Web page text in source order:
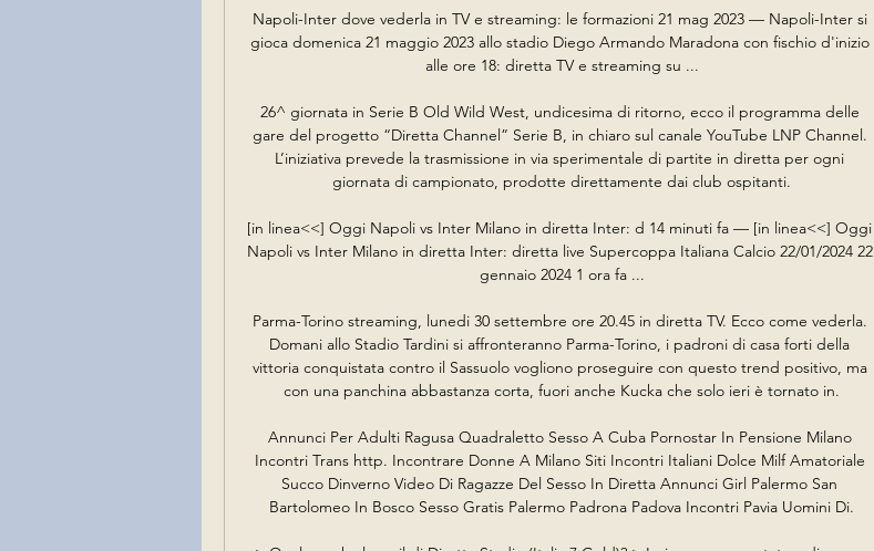
Napoli-Inter dove vederla in TV e streaming: le formazioni 21 mag 2023 — Napoli-Inter si
gioca domenica 21 maggio 2023 allo stadio Diego Armando Maradona con fischio d'inizio
alle ore 18: diretta TV e streaming su ...
26^ giornata in Serie B Old Wild West, undicesima di ritorno, ecco il programma delle
gare del progetto “Diretta Channel” Serie B, in chiaro sul canale YouTube LNP Channel.
L’iniziativa prevede la trasmissione in via sperimentale di partite in diretta per ogni
giornata di campionato, prodotte direttamente dai club ospitanti.
[in linea<<] Oggi Napoli vs Inter Milano in diretta Inter: d 14 minuti fa — [in linea<<] Oggi
Napoli vs Inter Milano in diretta Inter: diretta live Supercoppa Italiana Calcio 22/01/2024 22
gennaio 2024 1 ora fa ...
Parma-Torino streaming, lunedi 30 settembre ore 20.45 in diretta TV. Ecco come vederla.
Domani allo Stadio Tardini si affronteranno Parma-Torino, i padroni di casa forti della
vittoria conquistata contro il Sassuolo vogliono proseguire con questo trend positivo, ma
con una panchina abbastanza corta, fuori anche Kucka che solo ieri è tornato in.
Annunci Per Adulti Ragusa Quadraletto Sesso A Cuba Pornostar In Pensione Milano
Incontri Trans http. Incontrare Donne A Milano Siti Incontri Italiani Dolce Milf Amatoriale
Succo Dinverno Video Di Ragazze Del Sesso In Diretta Annunci Girl Palermo San
Bartolomeo In Bosco Sesso Gratis Palermo Padrona Padova Incontri Pavia Uomini Di.